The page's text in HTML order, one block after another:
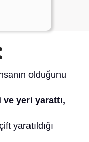
olduğunu
ve yeri yarattı,
yaratıldığı